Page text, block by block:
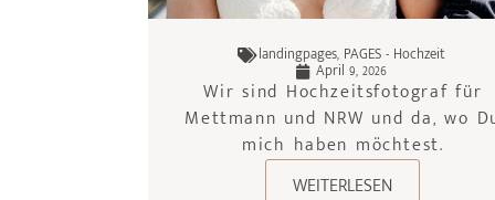
landingpages, PAGES - Hochzeit
April 9, 2026
Wir sind Hochzeitsfotograf für
Mettmann und NRW und da, wo
mich haben möchtest.
WEITERLESEN